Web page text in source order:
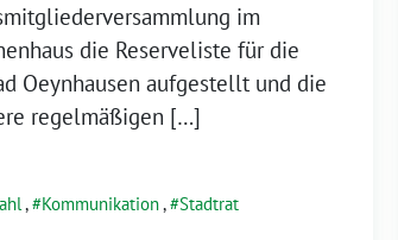
im
die Reserveliste für die
Oeynhausen aufgestellt und die
regelmäßigen […]
, Kommunikation, Stadtrat